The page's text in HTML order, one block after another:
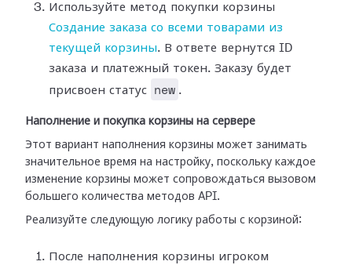
Используйте метод покупки корзины
Создание заказа со всеми товарами из
текущей корзины. В ответе вернутся ID
заказа и платежный токен. Заказу будет
присвоен статус
new .
Наполнение и покупка корзины на сервере
Этот вариант наполнения корзины может занимать
значительное время на настройку, поскольку каждое
изменение корзины может сопровождаться вызовом
большего количества методов API.
Реализуйте следующую логику работы с корзиной:
После наполнения корзины игроком